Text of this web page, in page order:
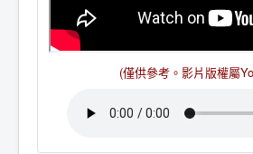
(僅供參考。 影片版權屬